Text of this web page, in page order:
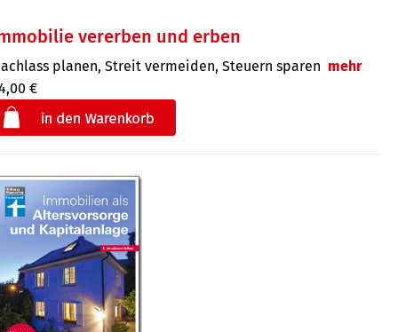
vererben und erben
planen, Streit vermeiden, Steuern sparen mehr
€